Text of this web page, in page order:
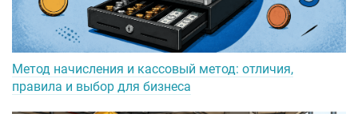
Метод начисления и кассовый метод: отличия,
правила и выбор для бизнеса